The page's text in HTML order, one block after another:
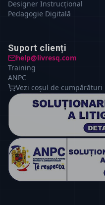
Designer Instrucțional
Pedagogie Digitală
Suport clienți
help@livresq.com
Training
ANPC
Vezi coșul de cumpărături